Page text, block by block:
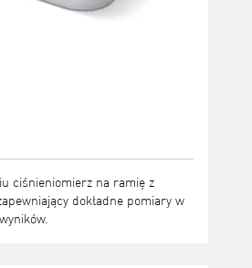
ciśnieniomierz na ramię z
dokładne pomiary w